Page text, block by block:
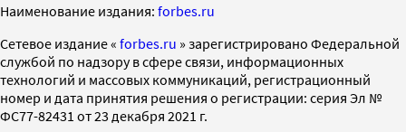
Наименование издания: forbes.ru
Cетевое издание « forbes.ru » зарегистрировано Федеральной
службой по надзору в сфере связи, информационных
технологий и массовых коммуникаций, регистрационный
номер и дата принятия решения о регистрации: серия Эл №
ФС77-82431 от 23 декабря 2021 г.